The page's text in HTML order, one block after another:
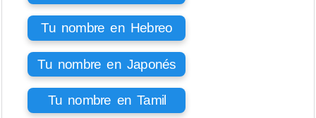
Tu nombre en Hebreo
Tu nombre en Japonés
Tu nombre en Tamil